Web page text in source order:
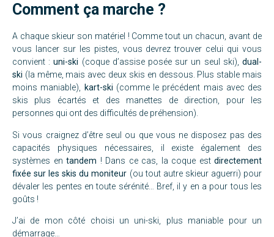
Comment ça marche ?
A chaque skieur son matériel ! Comme tout un chacun, avant de
vous lancer sur les pistes, vous devrez trouver celui qui vous
convient :uni-ski (coque d’assise posée sur un seul ski),dual-
ski (la même, mais avec deux skis en dessous. Plus stable mais
moins maniable), kart-ski (comme le précédent mais avec des
skis plus écartés et des manettes de direction, pour les
personnes qui ont des difficultés de préhension).
Si vous craignez d’être seul ou que vous ne disposez pas des
capacités physiques nécessaires, il existe également des
systèmes en tandem ! Dans ce cas, la coque est directement
fixée sur les skis du moniteur (ou tout autre skieur aguerri) pour
dévaler les pentes en toute sérénité… Bref, il y en a pour tous les
goûts !
J’ai de mon côté choisi un uni-ski, plus maniable pour un
démarrage…